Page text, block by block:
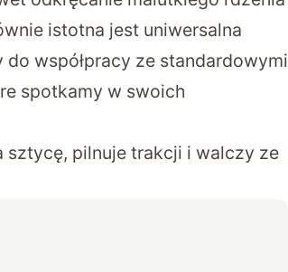
istotna jest uniwersalna
współpracy ze standardowymi
spotkamy w swoich
sztycę, pilnuje trakcji i walczy ze